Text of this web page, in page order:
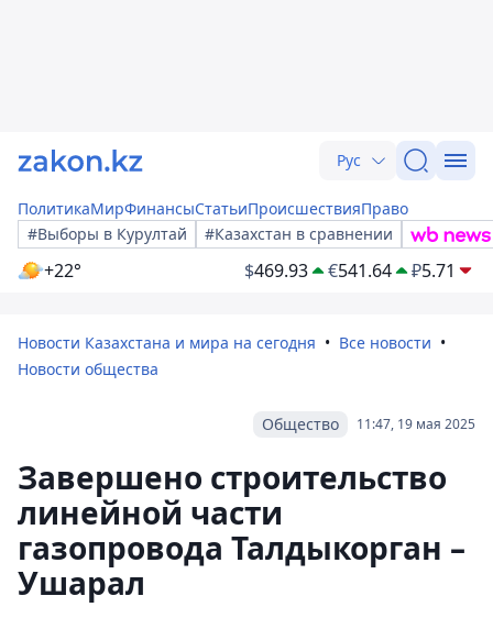
Рус
ПолитикаМирФинансыСтатьиПроисшествияПраво
#Выборы в Курултай
#Казахстан в сравнении
+22° $469.93 €541.64 ₽5.71
Новости Казахстана и мира на сегодня
Все новости
Новости общества
11:47, 19 мая 2025
Общество
Завершено строительство
линейной части
газопровода Талдыкорган –
Ушарал